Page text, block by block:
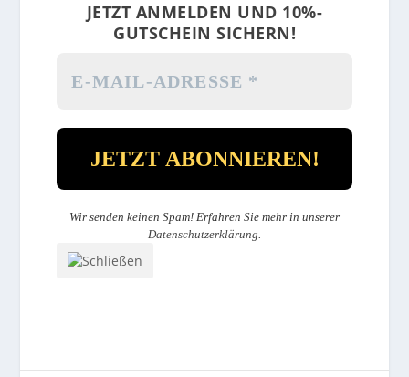
JETZT ANMELDEN UND 10%-
GUTSCHEIN SICHERN!
Wir senden keinen Spam! Erfahren Sie mehr in unserer
Datenschutzerklärung.